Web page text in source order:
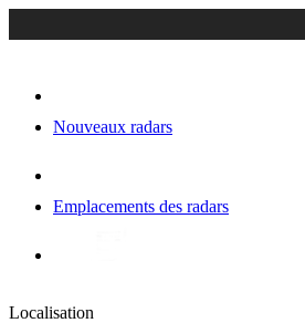
Nouveaux radars
Emplacements des radars
Localisation